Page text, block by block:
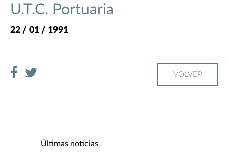
U.T.C. Portuaria
22 / 01 / 1991
VOLVER
Últimas noticias